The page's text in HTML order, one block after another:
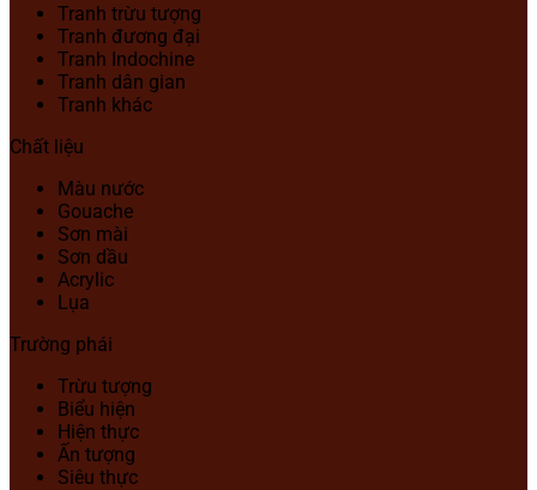
Tranh trừu tượng
Tranh đương đại
Tranh Indochine
Tranh dân gian
Tranh khác
Chất liệu
Màu nước
Gouache
Sơn mài
Sơn dầu
Acrylic
Lụa
Trường phái
Trừu tượng
Biểu hiện
Hiện thực
Ấn tượng
Siêu thực